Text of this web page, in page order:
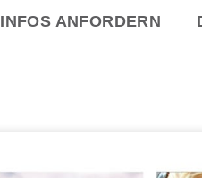
INFOS ANFORDERN